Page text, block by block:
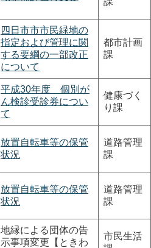
四日市市市民緑地の
指定および管理に関
する要綱の一部改正
について
都市計画
課
平成30年度 個別が
ん検診受診券につい
て
健康づく
り課
放置自転車等の保管
状況
道路管理
課
放置自転車等の保管
状況
道路管理
課
地縁による団体の告
示事項変更【ときわ
市民生活